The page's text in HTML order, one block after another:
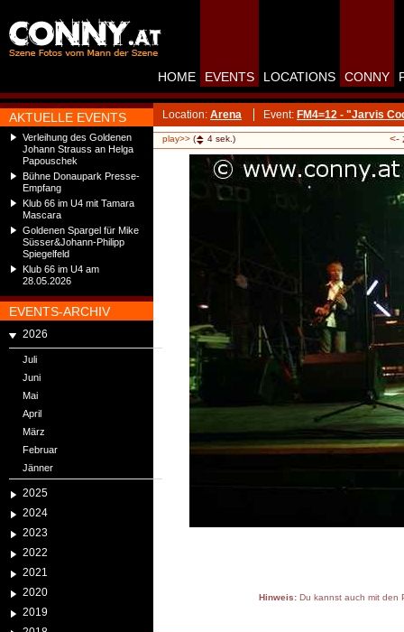
AKTUELLE EVENTS
Verleihung des Goldenen
Johann Strauss an Helga
Papouschek
Bühne Donaupark Presse-
Empfang
Klub 66 im U4 mit Tamara
Mascara
Goldenen Spargel für Mike
Süsser&Johann-Philipp
Spiegelfeld
Klub 66 im U4 am
28.05.2026
EVENTS-ARCHIV
2026
Juli
Juni
Mai
April
März
Februar
Jänner
2025
2024
2023
2022
2021
2020
2019
HOME EVENTS LOCATIONS CONNY
Location: Arena Event: FM4=12 - "Jarvis
play>> ( 4 sek.) <-
Hinweis:Du kannst auch mit den